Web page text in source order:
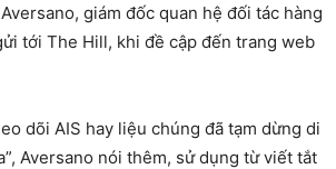
giám đốc quan hệ đối tác hàng
tới The Hill, khi đề cập đến trang web
dõi AIS hay liệu chúng đã tạm dừng di
Aversano nói thêm, sử dụng từ viết tắt